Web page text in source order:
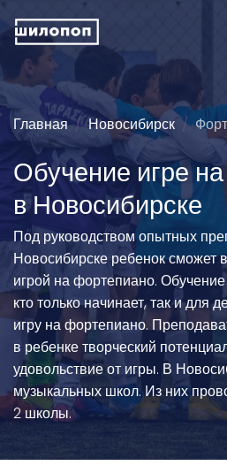
Главная Новосибирск
Обучение игре
в Новосибирске
Под руководством опытных
Новосибирске ребенок сможет
игрой на фортепиано.
кто только начинает, так и для
игру на фортепиано.
в ребенке творческий
удовольствие от игры. В
музыкальных школ. Из них
2 школы.